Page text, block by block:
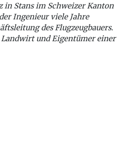
Stans im Schweizer Kanton
Ingenieur viele Jahre
des Flugzeugbauers.
und Eigentümer einer